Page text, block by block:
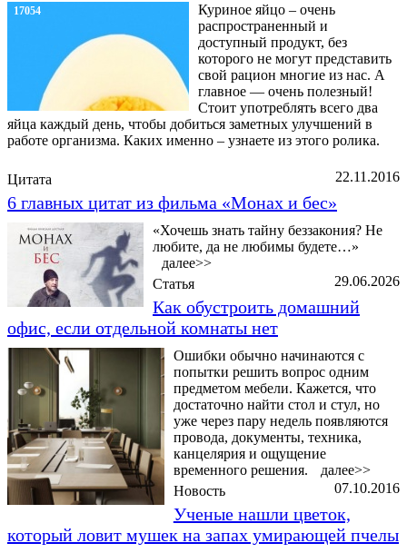
17054
Куриное яйцо – очень
распространенный и
доступный продукт, без
которого не могут представить
свой рацион многие из нас. А
главное — очень полезный!
Стоит употреблять всего два
яйца каждый день, чтобы добиться заметных улучшений в
работе организма. Каких именно – узнаете из этого ролика.
22.11.2016
Цитата
6 главных цитат из фильма «Монах и бес»
«Хочешь знать тайну беззакония? Не
любите, да не любимы будете…»
далее>>
29.06.2026
Статья
Как обустроить домашний
офис, если отдельной комнаты нет
Ошибки обычно начинаются с
попытки решить вопрос одним
предметом мебели. Кажется, что
достаточно найти стол и стул, но
уже через пару недель появляются
провода, документы, техника,
канцелярия и ощущение
временного решения.
далее>>
07.10.2016
Новость
Ученые нашли цветок,
который ловит мушек на запах умирающей пчелы